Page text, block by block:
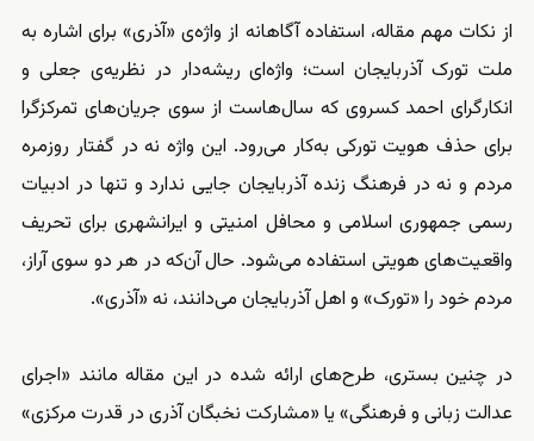
از نکات مهم مقاله، استفاده آگاهانه از واژه‌ی «آذری» برای اشاره به
ملت تورک آذربایجان است؛ واژه‌ای ریشه‌دار در نظریه‌ی جعلی و
انکارگرای احمد کسروی که سال‌هاست از سوی جریان‌های تمرکزگرا
برای حذف هویت تورکی به‌کار می‌رود. این واژه نه در گفتار روزمره
مردم و نه در فرهنگ زنده آذربایجان جایی ندارد و تنها در ادبیات
رسمی جمهوری اسلامی و محافل امنیتی و ایرانشهری برای تحریف
واقعیت‌های هویتی استفاده می‌شود. حال‌ آن‌که در هر دو سوی آراز،
مردم خود را «تورک» و اهل آذربایجان می‌دانند، نه «آذری».
در چنین بستری، طرح‌های ارائه شده در این مقاله مانند «اجرای
عدالت زبانی و فرهنگی» یا «مشارکت نخبگان آذری در قدرت مرکزی»